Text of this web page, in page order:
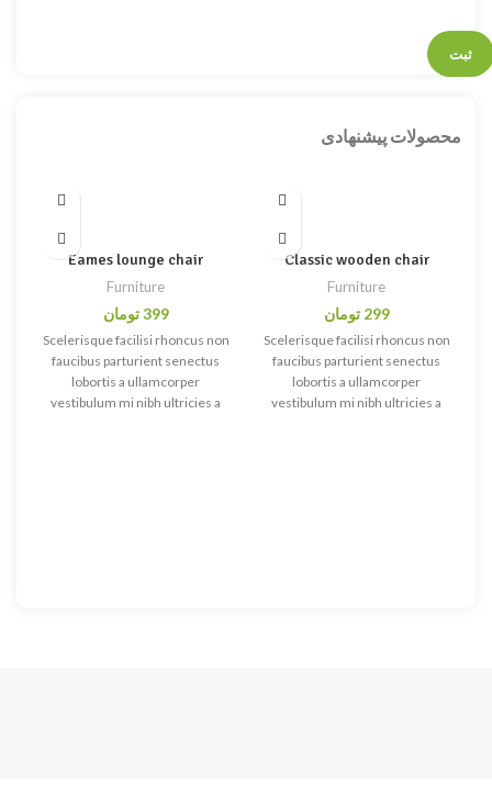
محصولات پیشنهادی
Classic wooden chair
Furniture
299 تومان
Scelerisque facilisi rhoncus non
faucibus parturient senectus
lobortis a ullamcorper
vestibulum mi nibh ultricies a
Eames lounge chair
Furniture
399 تومان
Scelerisque facilisi rhoncus non
faucibus parturient senectus
lobortis a ullamcorper
vestibulum mi nibh ultricies a